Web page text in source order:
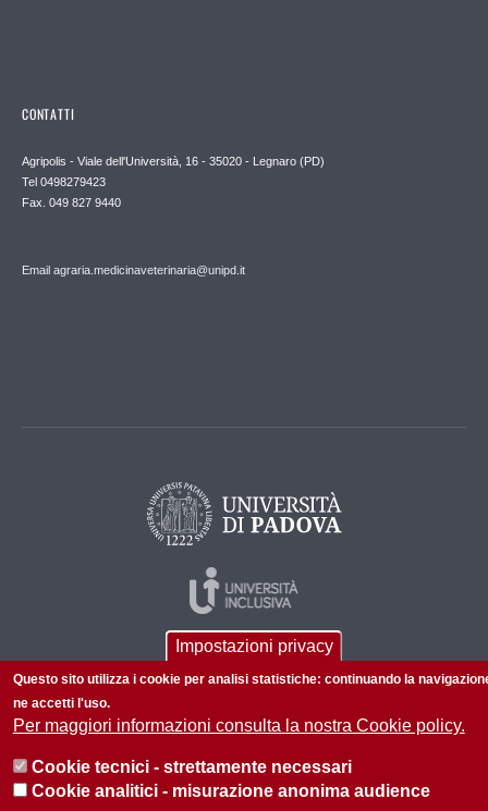
CONTATTI
Agripolis - Viale dell'Università, 16 - 35020 - Legnaro (PD)
Tel 0498279423
Fax. 049 827 9440
Email agraria.medicinaveterinaria@unipd.it
Impostazioni privacy
Questo sito utilizza i cookie per analisi statistiche: continuando la
ne accetti l'uso.
Per maggiori informazioni consulta la nostra Cookie policy.
Cookie tecnici - strettamente necessari
Cookie analitici - misurazione anonima audience